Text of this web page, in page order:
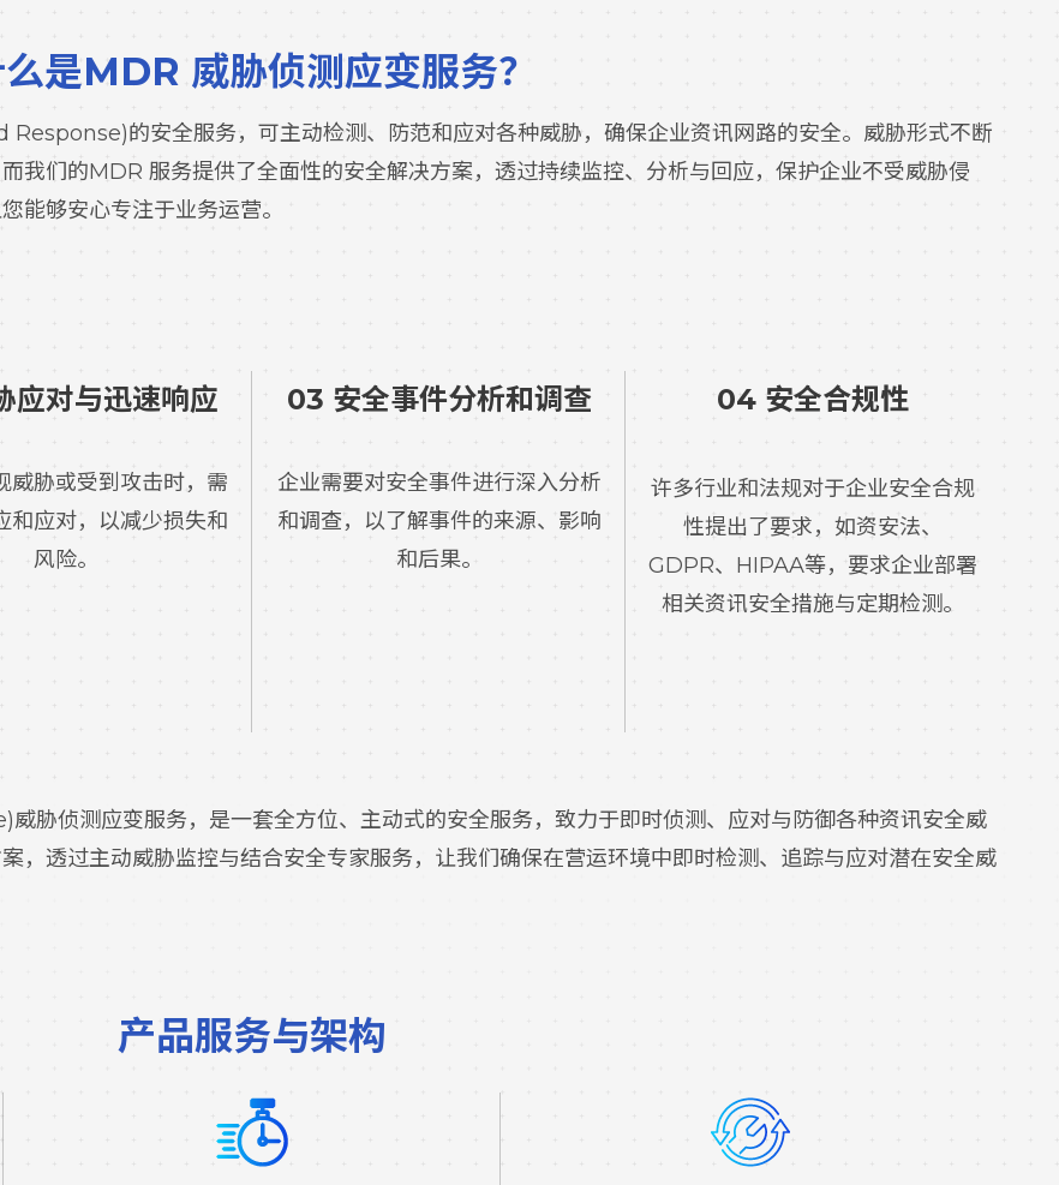
是MDR 威胁侦测应变服务？
的安全服务，可主动检测、防范和应对各种威胁，确保企业资讯网路的安全。威胁形式不断
我们的MDR 服务提供了全面性的安全解决方案，透过持续监控、分析与回应，保护企业不受威胁侵
能够安心专注于业务运营。
应对与迅速响应
威胁或受到攻击时，需
和应对，以减少损失和
风险。
03 安全事件分析和调查
企业需要对安全事件进行深入分析
和调查，以了解事件的来源、影响
和后果。
04 安全合规性
许多行业和法规对于企业安全合规
性提出了要求，如资安法、
GDPR、HIPAA等，要求企业部署
相关资讯安全措施与定期检测。
侦测应变服务，是一套全方位、主动式的安全服务，致力于即时侦测、应对与防御各种资讯安全威
，透过主动威胁监控与结合安全专家服务，让我们确保在营运环境中即时检测、追踪与应对潜在安全威
产品服务与架构